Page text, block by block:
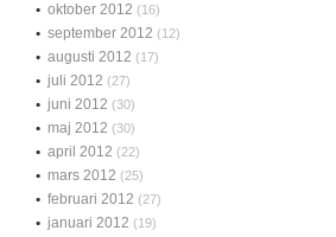
oktober 2012 (16)
september 2012 (12)
augusti 2012 (17)
juli 2012 (27)
juni 2012 (30)
maj 2012 (30)
april 2012 (22)
mars 2012 (25)
februari 2012 (27)
januari 2012 (19)